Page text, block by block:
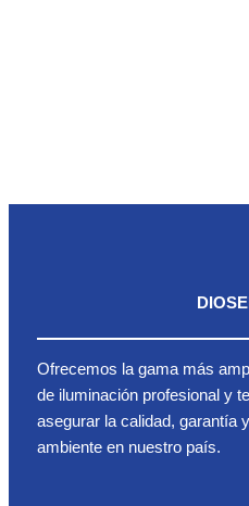
Ofrecemos la gama más
de iluminación profesional y
asegurar la calidad, garantía
ambiente en nuestro país.